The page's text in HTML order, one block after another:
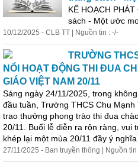
KẾ HOẠCH
sách - Một ước
10/12/2025 - CLB TT | Nguồn tin : -/-
TRƯỜNG
NỔI HOẠT ĐỘNG THI ĐUA
GIÁO VIỆT NAM 20/11
Sáng ngày 24/11/2025, trong
đầu tuần, Trường THCS Chu
trao thưởng phong trào thi đua
20/11. Buổi lễ diễn ra rộn ràng, vui
khép lại một mùa 20/11 đầy ý nghĩa
27/11/2025 - Ban truyền thông | Nguồn tin